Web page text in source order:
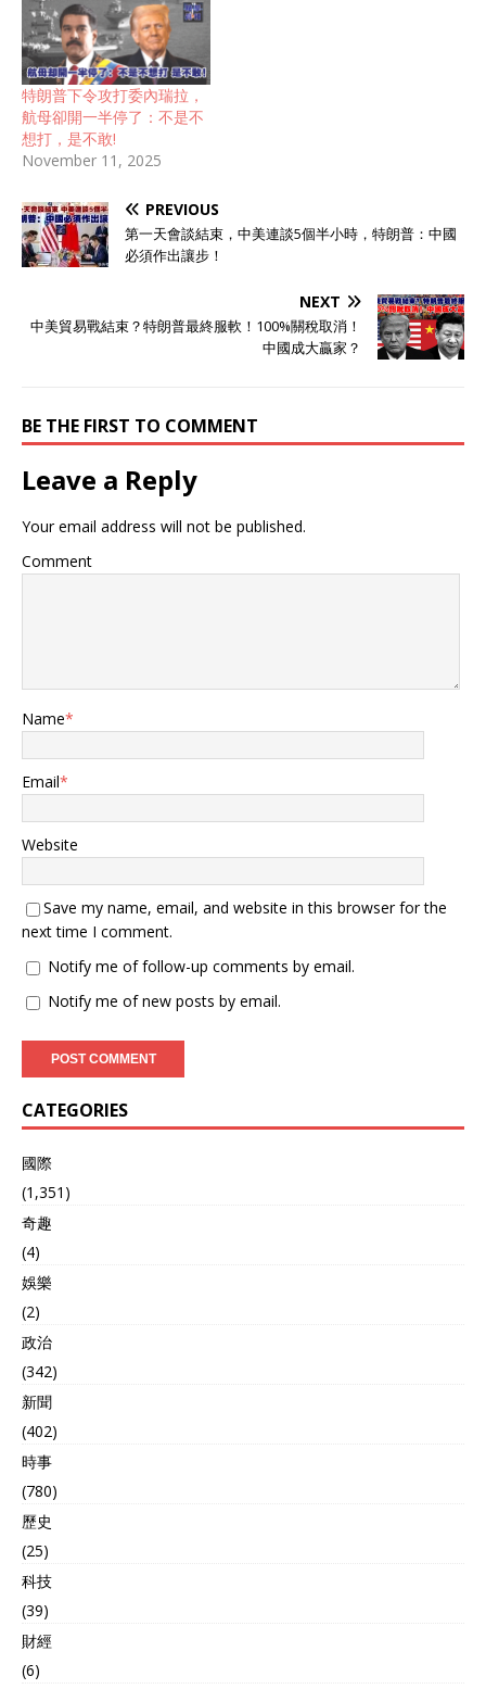
特朗普下令攻打委內瑞拉，
航母卻開一半停了：不是不
想打，是不敢!
November 11, 2025
PREVIOUS
第一天會談結束，中美連談5個半小時，特朗普：中國
必須作出讓步！
NEXT
中美貿易戰結束？特朗普最終服軟！100%關稅取消！
中國成大贏家？
BE THE FIRST TO COMMENT
Leave a Reply
Your email address will not be published.
Comment
Name*
Email*
Website
Save my name, email, and website in this browser for the
next time I comment.
Notify me of follow-up comments by email.
Notify me of new posts by email.
CATEGORIES
國際
(1,351)
奇趣
(4)
娛樂
(2)
政治
(342)
新聞
(402)
時事
(780)
歷史
(25)
科技
(39)
財經
(6)